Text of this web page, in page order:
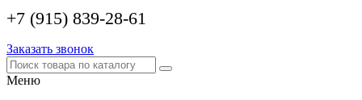
+7 (915) 839-28-61
Заказать звонок
Меню